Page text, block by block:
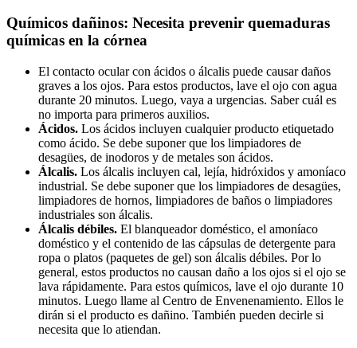
Químicos dañinos: Necesita prevenir quemaduras
químicas en la córnea
El contacto ocular con ácidos o álcalis puede causar daños
graves a los ojos. Para estos productos, lave el ojo con agua
durante 20 minutos. Luego, vaya a urgencias. Saber cuál es
no importa para primeros auxilios.
Ácidos. Los ácidos incluyen cualquier producto etiquetado
como ácido. Se debe suponer que los limpiadores de
desagües, de inodoros y de metales son ácidos.
Álcalis. Los álcalis incluyen cal, lejía, hidróxidos y amoníaco
industrial. Se debe suponer que los limpiadores de desagües,
limpiadores de hornos, limpiadores de baños o limpiadores
industriales son álcalis.
Álcalis débiles. El blanqueador doméstico, el amoníaco
doméstico y el contenido de las cápsulas de detergente para
ropa o platos (paquetes de gel) son álcalis débiles. Por lo
general, estos productos no causan daño a los ojos si el ojo se
lava rápidamente. Para estos químicos, lave el ojo durante 10
minutos. Luego llame al Centro de Envenenamiento. Ellos le
dirán si el producto es dañino. También pueden decirle si
necesita que lo atiendan.